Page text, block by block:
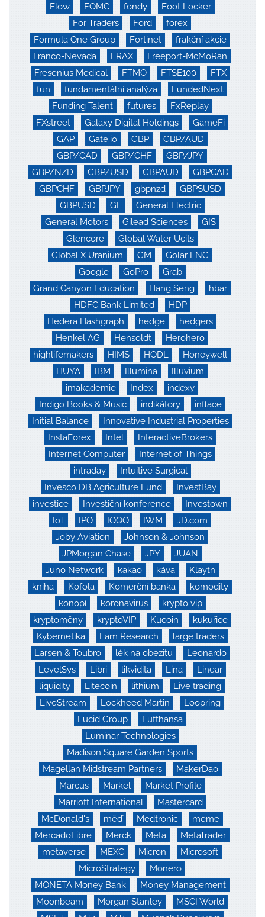
Flow
FOMC fondy
Foot Locker
For Traders
Ford
forex
Formula One Group
Fortinet
frakční akcie
Franco-Nevada
FRAX
Freeport-McMoRan
Fresenius Medical
FTMO FTSE100
FTX
fun
fundamentální analýza
FundedNext
Funding Talent
futures
FxReplay
FXstreet
Galaxy Digital Holdings
GameFi
GAP
Gate.io GBP
GBP/AUD
GBP/CAD
GBP/CHF
GBP/JPY
GBP/NZD
GBP/USD GBPAUD
GBPCAD
GBPCHF
GBPJPY gbpnzd
GBPSUSD
GBPUSD
GE
General Electric
General Motors
Gilead Sciences
GIS
Glencore
Global Water Ucits
Global X Uranium
GM
Golar LNG
Google
GoPro
Grab
Grand Canyon Education
Hang Seng
hbar
HDFC Bank Limited
HDP
Hedera Hashgraph
hedge
hedgers
Henkel AG
Hensoldt
Herohero
highlifemakers
HIMS HODL
Honeywell
HUYA
IBM Illumina
Illuvium
imakademie
Index
indexy
Indigo Books & Music
indikátory
inflace
Initial Balance
Innovative Industrial Properties
InstaForex
Intel
InteractiveBrokers
Internet Computer
Internet of Things
intraday
Intuitive Surgical
Invesco DB Agriculture Fund
InvestBay
investice
Investiční konference
Investown
IoT
IPO IQQQ IWM
JD.com
Joby Aviation
Johnson & Johnson
JPMorgan Chase
JPY
JUAN
Juno Network
kakao káva
Klaytn
kniha
Kofola Komerční banka
komodity
konopí
koronavirus
krypto vip
kryptoměny
kryptoVIP Kucoin
kukuřice
Kybernetika
Lam Research
large traders
Larsen & Toubro
lék na obezitu
Leonardo
LevelSys
Libri likvidita Lina
Linear
liquidity
Litecoin lithium
Live trading
LiveStream
Lockheed Martin
Loopring
Lucid Group
Lufthansa
Luminar Technologies
Madison Square Garden Sports
Magellan Midstream Partners
MakerDao
Marcus
Markel
Market Profile
Marriott International
Mastercard
McDonald's
měď Medtronic
meme
MercadoLibre
Merck Meta
MetaTrader
metaverse
MEXC Micron
Microsoft
MicroStrategy
Monero
MONETA Money Bank
Money Management
Moonbeam
Morgan Stanley
MSCI World